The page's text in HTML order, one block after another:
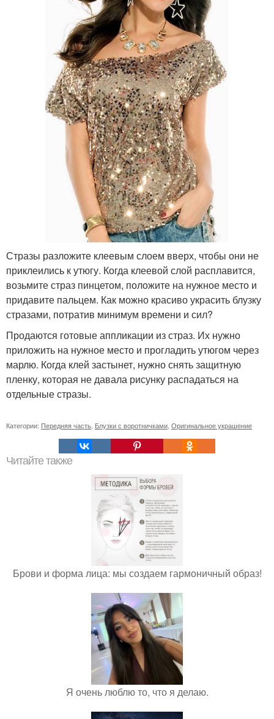
Стразы разложите клеевым слоем вверх, чтобы они не
приклеились к утюгу. Когда клеевой слой расплавится,
возьмите страз пинцетом, положите на нужное место и
придавите пальцем. Как можно красиво украсить блузку
стразами, потратив минимум времени и сил?
Продаются готовые аппликации из страз. Их нужно
приложить на нужное место и прогладить утюгом через
марлю. Когда клей застынет, нужно снять защитную
пленку, которая не давала рисунку распадаться на
отдельные стразы.
Категории: Передняя часть Блузки с воротничками Оригинальное украшение
Читайте также
Брови и форма лица: мы создаем гармоничный образ!
Я очень люблю то, что я делаю.